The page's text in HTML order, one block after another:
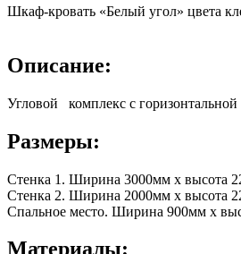
Шкаф-кровать «Белый угол» цвета
Описание:
Угловой комплекс с
Размеры:
Стенка 1. Ширина 3000мм х высота
Стенка 2. Ширина 2000мм х высота
Спальное место. Ширина 900мм х
Материалы: